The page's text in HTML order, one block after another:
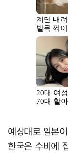
예상대로 일본
한국은 수비에